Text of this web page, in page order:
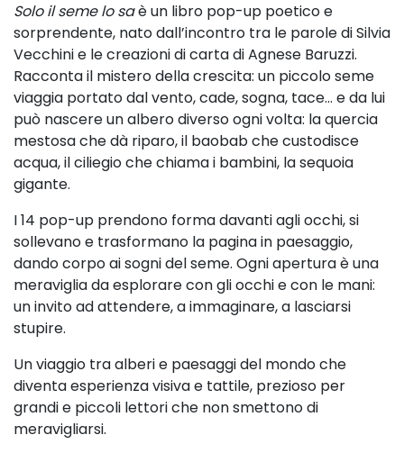
Solo il seme lo saè un libro pop-up poetico e
sorprendente, nato dall’incontro tra le parole di Silvia
Vecchini e le creazioni di carta di Agnese Baruzzi.
Racconta il mistero della crescita: un piccolo seme
viaggia portato dal vento, cade, sogna, tace… e da lui
può nascere un albero diverso ogni volta: la quercia
mestosa che dà riparo, il baobab che custodisce
acqua, il ciliegio che chiama i bambini, la sequoia
gigante.
I 14 pop-up prendono forma davanti agli occhi, si
sollevano e trasformano la pagina in paesaggio,
dando corpo ai sogni del seme. Ogni apertura è una
meraviglia da esplorare con gli occhi e con le mani:
un invito ad attendere, a immaginare, a lasciarsi
stupire.
Un viaggio tra alberi e paesaggi del mondo che
diventa esperienza visiva e tattile, prezioso per
grandi e piccoli lettori che non smettono di
meravigliarsi.